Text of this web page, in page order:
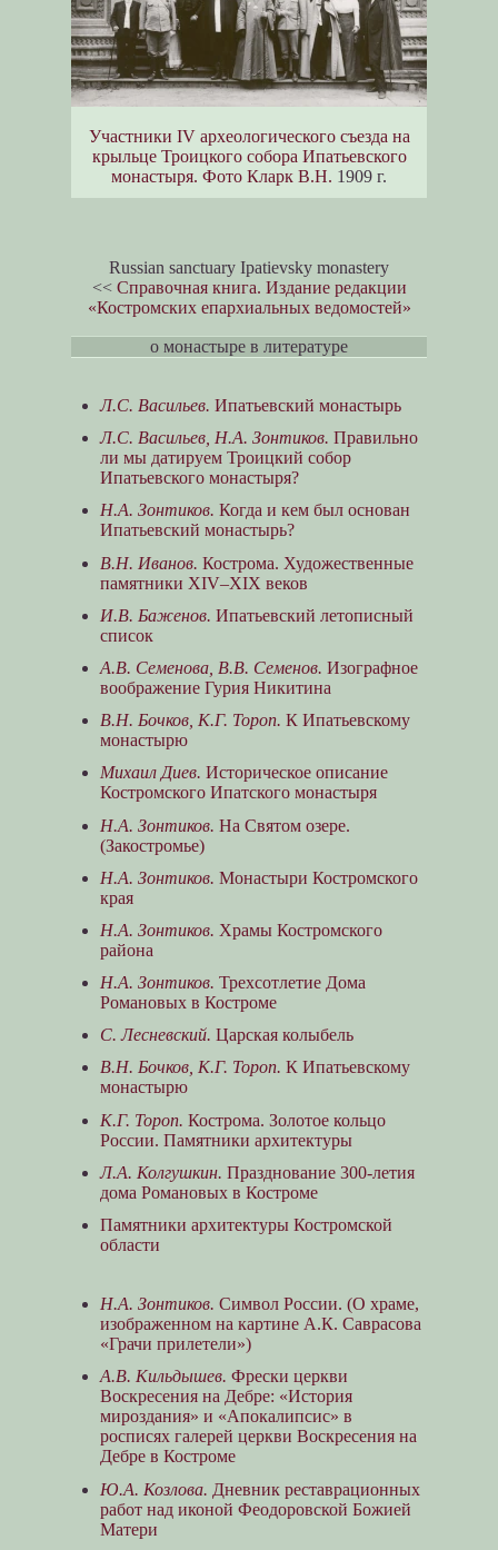
Участники IV археологического съезда на
крыльце Троицкого собора Ипатьевского
монастыря. Фото Кларк В.Н. 1909 г.
Russian sanctuary Ipatievsky monastery
<< Справочная книга. Издание редакции
«Костромских епархиальных ведомостей»
о монастыре в литературе
Л.С. Васильев. Ипатьевский монастырь
Л.С. Васильев, Н.А. Зонтиков. Правильно
ли мы датируем Троицкий собор
Ипатьевского монастыря?
Н.А. Зонтиков. Когда и кем был основан
Ипатьевский монастырь?
В.Н. Иванов. Кострома. Художественные
памятники XIV–XIX веков
И.В. Баженов. Ипатьевский летописный
список
А.В. Семенова, В.В. Семенов. Изографное
воображение Гурия Никитина
В.Н. Бочков, К.Г. Тороп. К Ипатьевскому
монастырю
Михаил Диев. Историческое описание
Костромского Ипатского монастыря
Н.А. Зонтиков. На Святом озере.
(Закостромье)
Н.А. Зонтиков. Монастыри Костромского
края
Н.А. Зонтиков. Храмы Костромского
района
Н.А. Зонтиков. Трехсотлетие Дома
Романовых в Костроме
С. Лесневский. Царская колыбель
В.Н. Бочков, К.Г. Тороп. К Ипатьевскому
монастырю
К.Г. Тороп. Кострома. Золотое кольцо
России. Памятники архитектуры
Л.А. Колгушкин. Празднование 300-летия
дома Романовых в Костроме
Памятники архитектуры Костромской
области
Н.А. Зонтиков. Символ России. (О храме,
изображенном на картине А.К. Саврасова
«Грачи прилетели»)
А.В. Кильдышев. Фрески церкви
Воскресения на Дебре: «История
мироздания» и «Апокалипсис» в
росписях галерей церкви Воскресения на
Дебре в Костроме
Ю.А. Козлова. Дневник реставрационных
работ над иконой Феодоровской Божией
Матери